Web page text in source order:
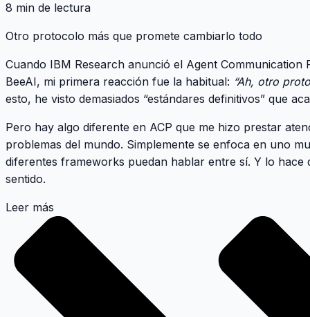
8 min de lectura
Otro protocolo más que promete cambiarlo todo
Cuando IBM Research anunció el Agent Communication
BeeAI, mi primera reacción fue la habitual: “Ah, otro
esto, he visto demasiados “estándares definitivos” que
Pero hay algo diferente en ACP que me hizo prestar
problemas del mundo. Simplemente se enfoca en uno
diferentes frameworks puedan hablar entre sí. Y lo hace
sentido.
Leer más